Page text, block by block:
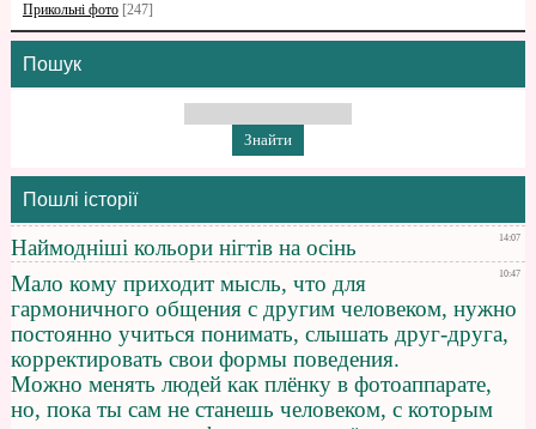
Прикольні фото [247]
Пошук
Пошлі історії